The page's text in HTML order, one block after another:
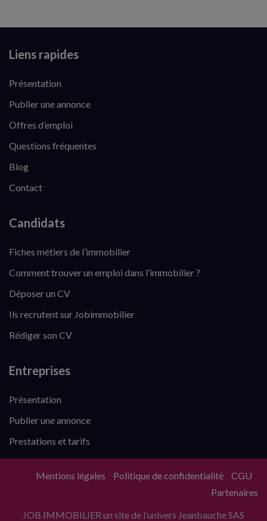
Liens rapides
Présentation
Publier une annonce
Offres d’emploi
Questions fréquentes
Blog
Contact
Candidats
Fiches métiers de l’immobilier
Comment trouver un emploi dans l’immobilier ?
Déposer un CV
Ils recrutent sur Jobimmobilier
Rédiger son CV
Entreprises
Présentation
Publier une annonce
Prestations et tarifs
JOB IMMOBILIER un site de l’univers Jeanbauche SAS
Mentions légales Politique de confidentialité
CGU
Partenaires